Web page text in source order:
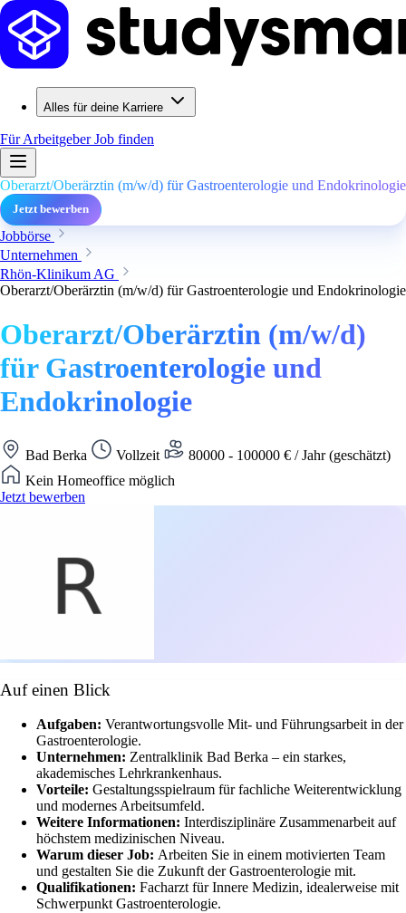
Alles für deine Karriere
Für ArbeitgeberJob finden
Oberarzt/Oberärztin (m/w/d) für Gastroenterologie und Endokrinologie
Jetzt bewerben
Jobbörse
Unternehmen
Rhön-Klinikum AG
Oberarzt/Oberärztin (m/w/d) für Gastroenterologie und Endokrinologie
Oberarzt/Oberärztin (m/w/d)
für Gastroenterologie und
Endokrinologie
Bad Berka Vollzeit
80000 - 100000 € / Jahr (geschätzt)
Kein Homeoffice möglich
Jetzt bewerben
Auf einen Blick
Aufgaben: Verantwortungsvolle Mit- und Führungsarbeit in der
Gastroenterologie.
Unternehmen: Zentralklinik Bad Berka – ein starkes,
akademisches Lehrkrankenhaus.
Vorteile: Gestaltungsspielraum für fachliche Weiterentwicklung
und modernes Arbeitsumfeld.
Weitere Informationen: Interdisziplinäre Zusammenarbeit auf
höchstem medizinischen Niveau.
Warum dieser Job: Arbeiten Sie in einem motivierten Team
und gestalten Sie die Zukunft der Gastroenterologie mit.
Qualifikationen: Facharzt für Innere Medizin, idealerweise mit
Schwerpunkt Gastroenterologie.